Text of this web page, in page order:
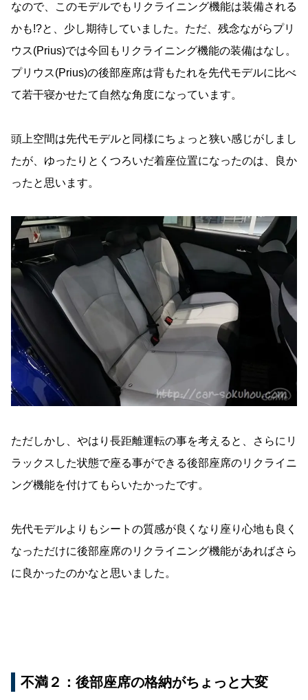
なので、このモデルでもリクライニング機能は装備される
かも!?と、少し期待していました。ただ、残念ながらプリ
ウス(Prius)では今回もリクライニング機能の装備はなし。
プリウス(Prius)の後部座席は背もたれを先代モデルに比べ
て若干寝かせたて自然な角度になっています。
頭上空間は先代モデルと同様にちょっと狭い感じがしまし
たが、ゆったりとくつろいだ着座位置になったのは、良か
ったと思います。
ただしかし、やはり長距離運転の事を考えると、さらにリ
ラックスした状態で座る事ができる後部座席のリクライニ
ング機能を付けてもらいたかったです。
先代モデルよりもシートの質感が良くなり座り心地も良く
なっただけに後部座席のリクライニング機能があればさら
に良かったのかなと思いました。
不満２：後部座席の格納がちょっと大変